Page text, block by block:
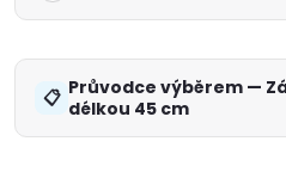
Průvodce výběrem —
délkou 45 cm